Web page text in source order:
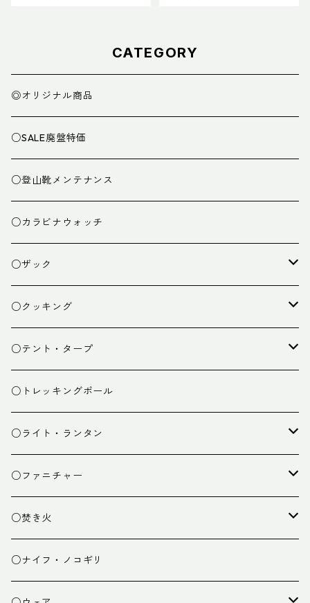
CATEGORY
◎オリジナル商品
○SALE廃盤特価
○登山靴メンテナンス
○カラビナウォッチ
○ザック
ザック
スタッフバッグ
ザック小物
○クッキング
クッカー
バーナー
カトラリー
クッキング小物
○テント・タープ
テント
タープ
ペグ・ハンマー・小物
○トレッキングポール
○ライト・ランタン
ライト
ランタン
○ファニチャー
テーブル
チェア
○焚き火
焚き火台
○ナイフ・ノコギリ